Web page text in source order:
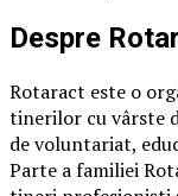
Despre
Rotaract este o
tinerilor cu vârste
de voluntariat,
Parte a familiei